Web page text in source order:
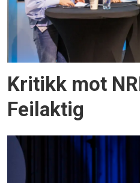
Kritikk mot
Feilaktig